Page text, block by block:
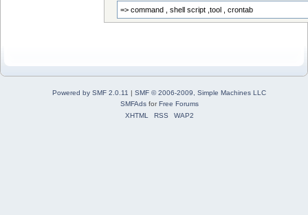
Powered by SMF 2.0.11 | SMF © 2006-2009, Simple Machines LLC
SMFAdsforFree Forums
XHTML
RSS WAP2